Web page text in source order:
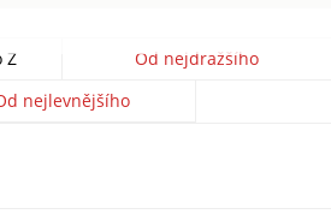
Z
Od nejdražšího
nejlevnějšího